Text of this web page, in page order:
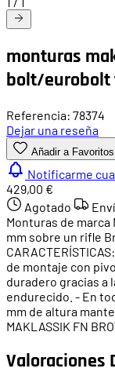
monturas
bolt/eurobolt
Referencia: 78374
Dejar una reseña
Añadir a Favoritos
Notificarme
429,00 €
Agotado
Monturas de marca
mm sobre un rifle
de montaje con
duradero gracias a
endurecido. - En
mm de altura
MAKLASSIK FN
Valoraciones